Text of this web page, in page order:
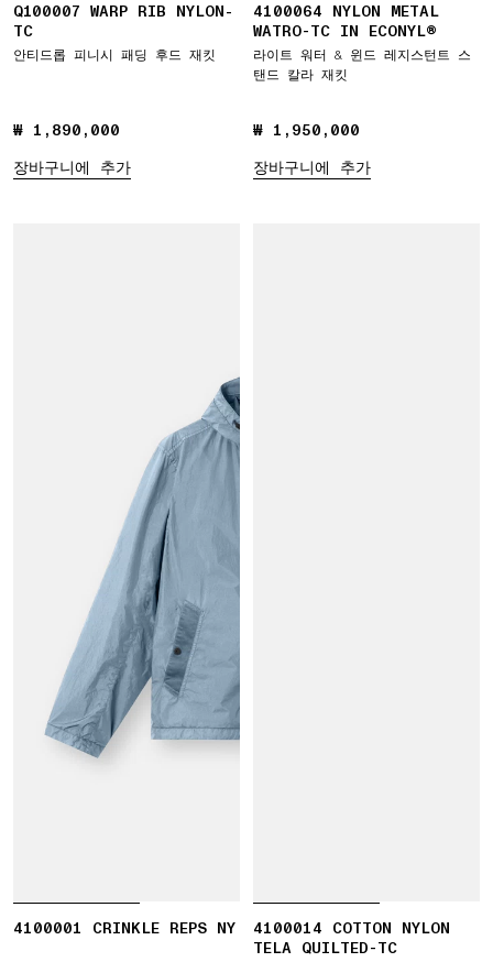
Q100007 WARP RIB NYLON-
TC
안티드롭 피니시 패딩 후드 재킷
₩ 1,890,000
₩ 1,890,000
장바구니에 추가
4100064 NYLON METAL
WATRO-TC IN ECONYL®
라이트 워터 & 윈드 레지스턴트 스
탠드 칼라 재킷
₩ 1,950,000
₩ 1,950,000
장바구니에 추가
4100001 CRINKLE REPS NY
4100014 COTTON NYLON
TELA QUILTED-TC